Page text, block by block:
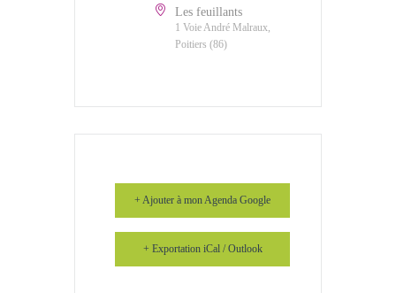
Les feuillants
1 Voie André Malraux,
Poitiers (86)
+ Ajouter à mon Agenda Google
+ Exportation iCal / Outlook